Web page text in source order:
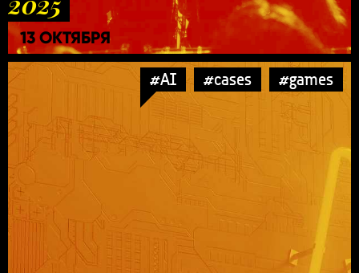
13 ОКТЯБРЯ
#AI #cases #games